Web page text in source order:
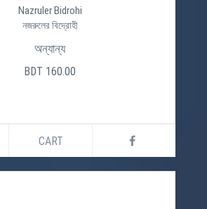
Nazruler Bidrohi
নজরুলের বিদ্রোহী
অন্যান্য
BDT 160.00
CART